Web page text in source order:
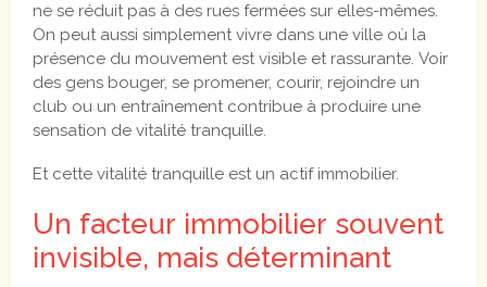
ne se réduit pas à des rues fermées sur elles-mêmes.
On peut aussi simplement vivre dans une ville où la
présence du mouvement est visible et rassurante. Voir
des gens bouger, se promener, courir, rejoindre un
club ou un entraînement contribue à produire une
sensation de vitalité tranquille.
Et cette vitalité tranquille est un actif immobilier.
Un facteur immobilier souvent
invisible, mais déterminant